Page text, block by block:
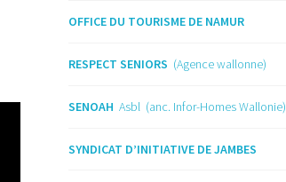
OFFICE DU TOURISME DE NAMUR
RESPECT SENIORS (Agence wallonne)
SENOAH Asbl (anc. Infor-Homes Wallonie)
SYNDICAT D’INITIATIVE DE JAMBES